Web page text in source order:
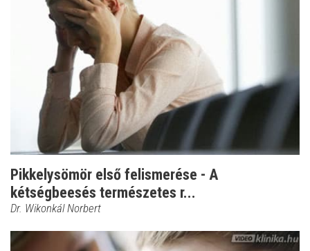
Pikkelysömör első felismerése - A
kétségbeesés természetes r...
Dr. Wikonkál Norbert